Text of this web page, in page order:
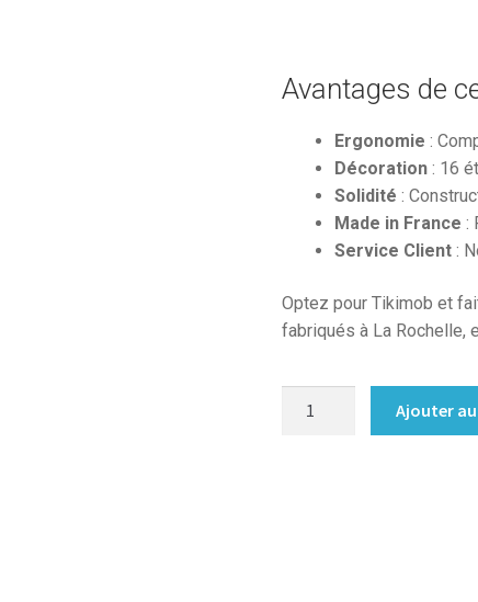
Avantages de
Ergonomie :
Décoration: 16
Solidité :
Made in France :
Service Client:
Optez pour Tikimob et
fabriqués à La Rochelle,
Ajouter